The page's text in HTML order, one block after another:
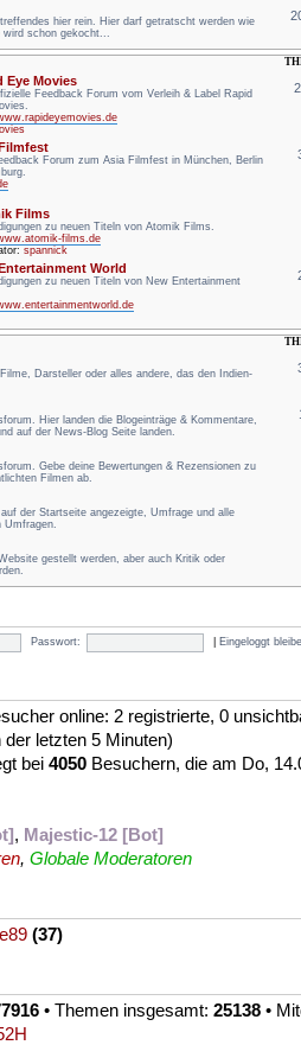
hier rein. Hier darf getratscht werden wie
schon gekocht...
Eye Movies
Feedback Forum vom Verleih & Label Rapid
Forum zum Asia Filmfest in München, Berlin
Films
zu neuen Titeln von Atomik Films.
films.de
spannick
World
zu neuen Titeln von New Entertainment
Darsteller oder alles andere, das den Indien-
Hier landen die Blogeinträge & Kommentare,
auf der News-Blog Seite landen.
Gebe deine Bewertungen & Rezensionen zu
Filmen ab.
der Startseite angezeigte, Umfrage und alle
Umfragen.
gestellt werden, aber auch Kritik oder
Passwort: Eingeloggt
online: 2 registrierte, 0
letzten 5 Minuten)
bei 4050 Besuchern, die am Do,
, Majestic-12 [Bot]
, Globale Moderatoren
(37)
• Themen insgesamt: 25138 •